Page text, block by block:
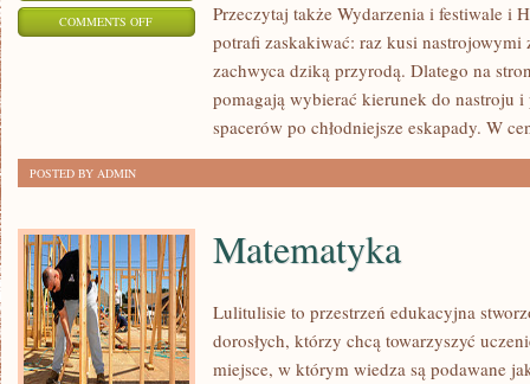
COMMENTS OFFON
PRZEDSIĘBIORCZOŚĆ
Przeczytaj także Wydarzenia i festiwale i
potrafi zaskakiwać: raz kusi
zachwyca dziką przyrodą. Dlatego na
pomagają wybierać kierunek do nastroju
spacerów po chłodniejsze eskapady. W
POSTED BY ADMIN
Matematyka
Lulitulisie to przestrzeń edukacyjna
dorosłych, którzy chcą towarzyszyć
miejsce, w którym wiedza są podawane